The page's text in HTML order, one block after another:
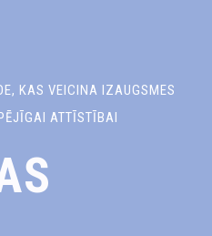
KAS VEICINA IZAUGSMES
ATTĪSTĪBAI